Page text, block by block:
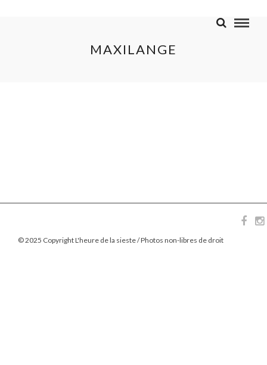
MAXILANGE
© 2025 Copyright L'heure de la sieste / Photos non-libres de droit